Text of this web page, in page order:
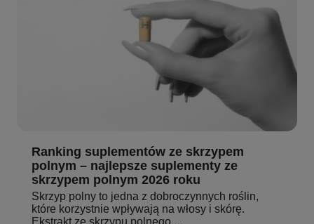
Ranking suplementów ze skrzypem
polnym – najlepsze suplementy ze
skrzypem polnym 2026 roku
Skrzyp polny to jedna z dobroczynnych roślin,
które korzystnie wpływają na włosy i skórę.